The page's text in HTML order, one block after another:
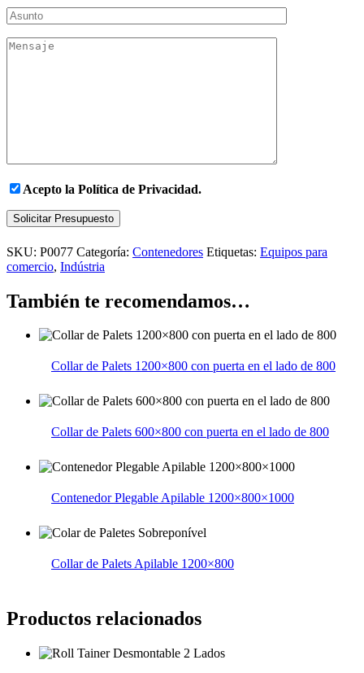
Acepto la Política de Privacidad.
Solicitar Presupuesto
SKU: P0077 Categoría: Contenedores Etiquetas: Equipos para
comercio, Indústria
También te recomendamos…
Collar de Palets 1200×800 con puerta en el lado de 800
Collar de Palets 600×800 con puerta en el lado de 800
Contenedor Plegable Apilable 1200×800×1000
Collar de Palets Apilable 1200×800
Productos relacionados